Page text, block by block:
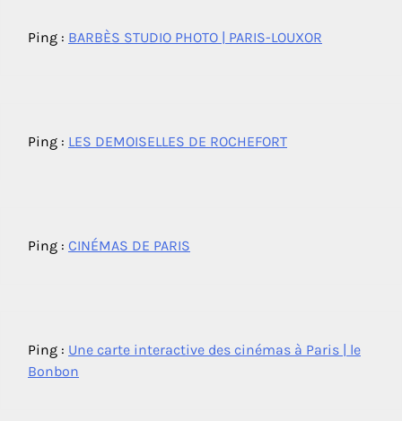
Ping : BARBÈS STUDIO PHOTO | PARIS-LOUXOR
Ping : LES DEMOISELLES DE ROCHEFORT
Ping : CINÉMAS DE PARIS
Ping : Une carte interactive des cinémas à Paris | le
Bonbon